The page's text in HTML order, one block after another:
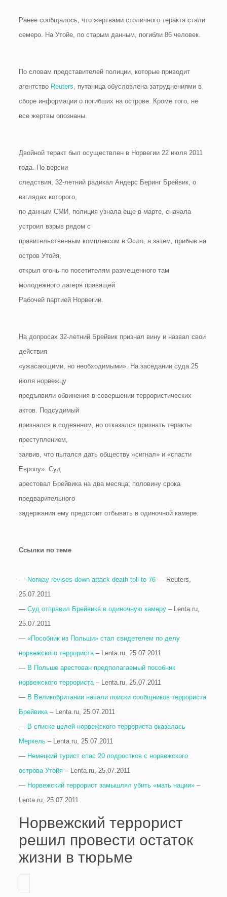
Ранее сообщалось, что жертвами столичного теракта стали
семеро. На Утойе, по старым данным, погибли 86 человек.
По словам представителей полиции, которые приводит
агентство Reuters, путаница обусловлена затруднениями в
сборе информации о погибших на острове. Кроме того, не
все жертвы опознаны.
Двойной теракт был осуществлен в Норвегии 22 июля 2011
года. По версии
следствия, 32-летний радикал Андерс Беринг Брейвик, о
взглядах которого,
по данным СМИ, полиция узнала еще в марте, сначала
устроил взрыв рядом с
правительственным комплексом в Осло, а затем, прибыв на
остров Утойя,
открыл огонь по посетителям размещенного там
молодежного лагеря правящей
Рабочей партией Норвегии.
На допросах 32-летний Брейвик признал вину и назвал свои
действия
«ужасающими, но необходимыми». На заседании суда 25
июля норвежцу
предъявили обвинения в совершении террористических
актов. Подсудимый
признался в содеянном, но отказался признать теракты
преступлением,
заявив, что пытался дать обществу «сигнал» и «спасти
Европу». Суд
арестовал Брейвика на два месяца; половину срока
предварительного
задержания ему предстоит отбывать в одиночной камере.
Ссылки по теме
— Norway revises down attack death toll to 76— Reuters,
25.07.2011
— Суд отправил Брейвика в одиночную камеру– Lenta.ru,
25.07.2011
— «Пособник из Польши» стал свидетелем по делу
норвежского террориста– Lenta.ru, 25.07.2011
— В Польше арестован предполагаемый пособник
норвежского террориста– Lenta.ru, 25.07.2011
— В Великобритании начали поиски сообщников террориста
Брейвика– Lenta.ru, 25.07.2011
— В списке целей норвежского террориста оказалась
Меркель– Lenta.ru, 25.07.2011
— Немецкий турист спас 20 подростков с норвежского
острова Утойя– Lenta.ru, 25.07.2011
— Норвежский террорист замышлял убить «мать нации»–
Lenta.ru, 25.07.2011
Норвежский террорист
решил провести остаток
жизни в тюрьме